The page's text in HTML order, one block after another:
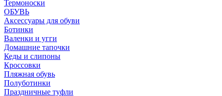
Термоноски
ОБУВЬ
Аксессуары для обуви
Ботинки
Валенки и угги
Домашние тапочки
Кеды и слипоны
Кроссовки
Пляжная обувь
Полуботинки
Праздничные туфли